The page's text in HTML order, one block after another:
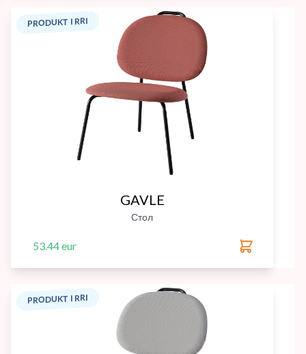
PRODUKT I RRI
GAVLE
Стол
53.44 eur
PRODUKT I RRI